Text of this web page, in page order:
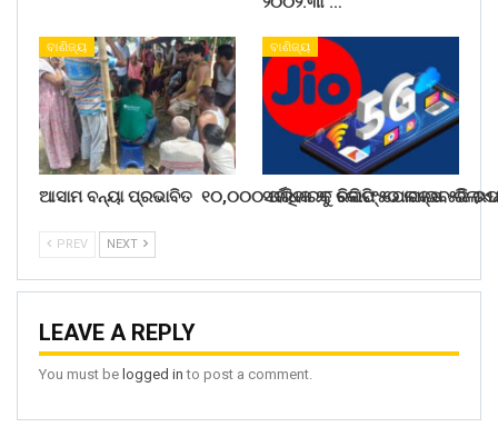
ବାଣିଜ୍ୟ
ଆସାମ ବନ୍ୟା ପ୍ରଭାବିତ ୧୦,୦୦୦ ପରିବାରକୁ ରିଲିଫ୍ ଯୋଗାଇବ
ବାଣିଜ୍ୟ
ସର୍ବାଧିକ ୨୮ କୋଟି ୫୦ ଲକ୍ଷ ୫ଜି
PREV NEXT
LEAVE A REPLY
You must be logged in to post a comment.